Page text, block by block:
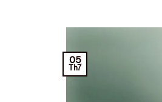
05
Th7